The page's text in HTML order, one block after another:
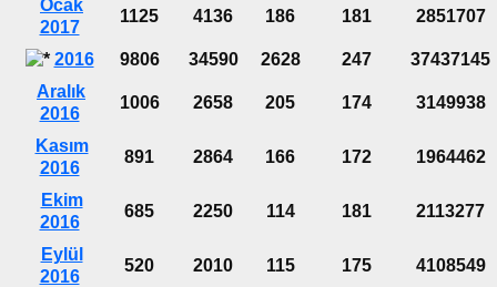
Ocak
2017
1125 4136 186 181 2851707
2016 9806 34590 2628 247
37437145
Aralık
2016
1006 2658 205 174 3149938
Kasım
2016
891 2864 166 172 1964462
Ekim
2016
685 2250 114 181 2113277
Eylül
2016
520 2010 115 175 4108549